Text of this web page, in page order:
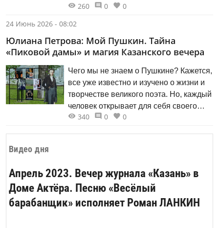
Видео дня
Апрель 2023. Вечер журнала «Казань» в
Доме Актёра. Песню «Весёлый
барабанщик» исполняет Роман ЛАНКИН
и стратегии. Каждый ход (действие) —
партии, так и в жизни, важно не
суетиться, а спокойно переоценить
ситуацию после ошибки. В шахматах у
игрока есть ограниченное число фигур
и ходов. В жизни ресурсы тоже не
бесконечны: время, деньги, энергия,
возможности. Умение грамотно
Например, как шахматист может
отказаться от крат­косрочной выгоды
ради долгосрочной цели.
260 0
0
24 Июнь 2026 - 08:02
Юлиана Петрова: Мой Пушкин. Тайна
«Пиковой дамы» и магия Казанского вечера
Чего мы не знаем о Пушкине? Кажется,
все уже известно и изучено о жизни и
творчестве великого поэта. Но, каждый
человек открывает для себя своего
Пушкина….
340 0 0